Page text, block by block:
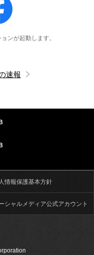
ンが起動します。
速報
情報保護基本方針
シャルメディア公式アカウント